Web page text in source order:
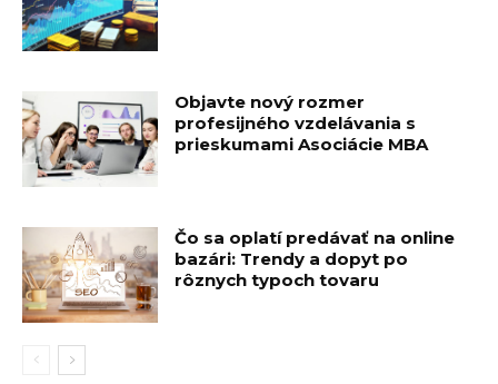
Objavte nový rozmer
profesijného vzdelávania s
prieskumami Asociácie MBA
Čo sa oplatí predávať na online
bazári: Trendy a dopyt po
rôznych typoch tovaru